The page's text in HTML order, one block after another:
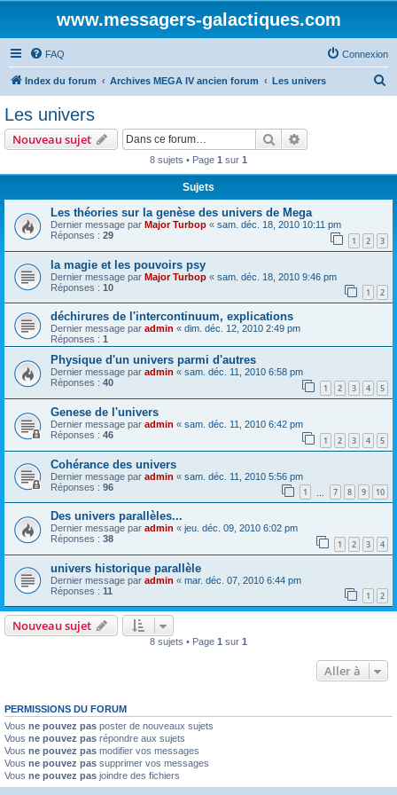
www.messagers-galactiques.com
FAQ Connexion
Index du forum Archives MEGA IV ancien forum Les univers
e
Les univers
Nouveau sujet Rechercher
8 sujets • Page 1 sur 1
Sujets
Les théories sur la genèse des univers de Mega
Dernier message par Major Turbop « sam. déc. 18, 2010 10:11 pm
Réponses : 29 1 2 3
la magie et les pouvoirs psy
Dernier message par Major Turbop « sam. déc. 18, 2010 9:46 pm
Réponses : 10 1 2
déchirures de l'intercontinuum, explications
Dernier message par admin « dim. déc. 12, 2010 2:49 pm
Réponses : 1
Physique d'un univers parmi d'autres
Dernier message par admin « sam. déc. 11, 2010 6:58 pm
Réponses : 40 1 2 3 4 5
Genese de l'univers
Dernier message par admin « sam. déc. 11, 2010 6:42 pm
Réponses : 46 1 2 3 4 5
Cohérance des univers
Dernier message par admin « sam. déc. 11, 2010 5:56 pm
Réponses : 96 1 7 8 9 10
Des univers parallèles...
Dernier message par admin « jeu. déc. 09, 2010 6:02 pm
Réponses : 38 1 2 3 4
univers historique parallèle
Dernier message par admin « mar. déc. 07, 2010 6:44 pm
Réponses : 11 1 2
Nouveau sujet
8 sujets • Page 1 sur 1
Aller à
PERMISSIONS DU FORUM
Vous ne pouvez pas poster de nouveaux sujets
Vous ne pouvez pas répondre aux sujets
Vous ne pouvez pas modifier vos messages
Vous ne pouvez pas supprimer vos messages
Vous ne pouvez pas joindre des fichiers